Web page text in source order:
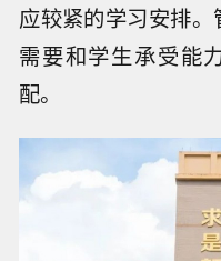
应较紧的学习安排
需要和学生承受能
配。